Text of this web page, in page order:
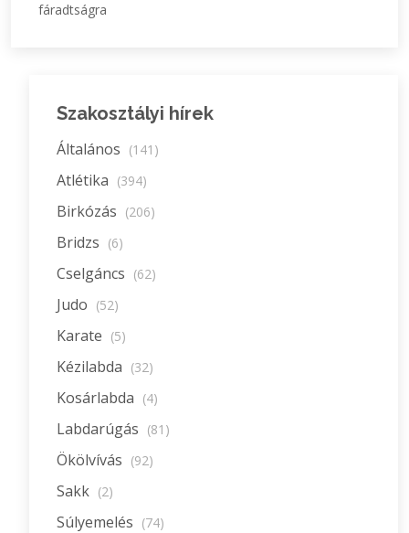
fáradtságra
Szakosztályi hírek
Általános (141)
Atlétika (394)
Birkózás (206)
Bridzs (6)
Cselgáncs (62)
Judo (52)
Karate (5)
Kézilabda (32)
Kosárlabda (4)
Labdarúgás (81)
Ökölvívás (92)
Sakk (2)
Súlyemelés (74)